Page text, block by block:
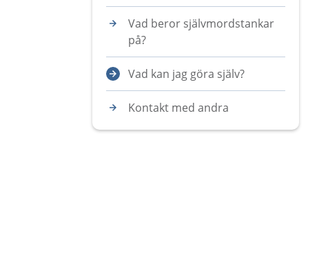
Vad beror självmordstankar
på?
Vad kan jag göra själv?
Kontakt med andra